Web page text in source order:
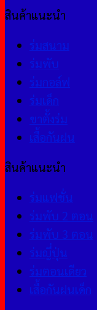
สินค้าแนะนำ
ร่มสนาม
ร่มพับ
ร่มกอล์ฟ
ร่มเด็ก
ขาตั้งร่ม
เสื้อกันฝน
สินค้าแนะนำ
ร่มแฟชั่น
ร่มพับ 2 ตอน
ร่มพับ 3 ตอน
ร่มญี่ปุ่น
ร่มตอนเดียว
เสื้อกันฝนเด็ก